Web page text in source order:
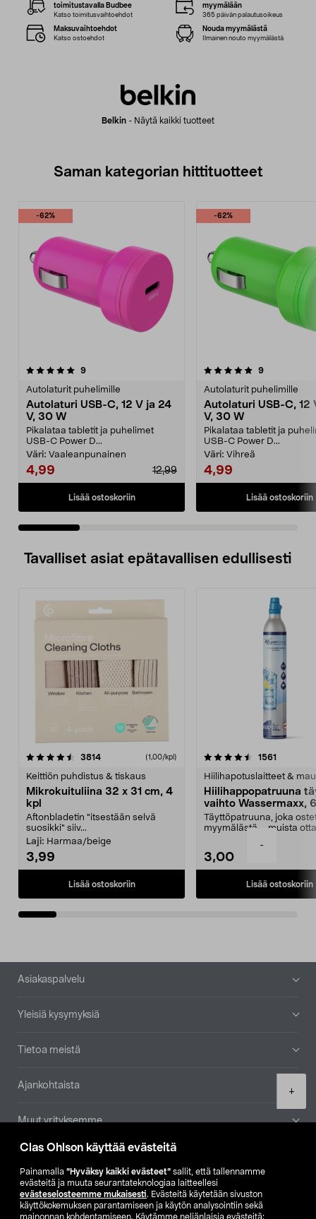
Clas Ohlson käyttää evästeitä
Painamalla ”Hyväksy kaikki evästeet” sallit, että tallennamme
evästeitä ja muuta seurantateknologiaa laitteellesi
evästeselosteemme mukaisesti. Evästeitä käytetään sivuston
käyttökokemuksen parantamiseen ja käytön analysointiin sekä
mainonnan kohdentamiseen. Käytämme neljänlaisia evästeitä:
-
+
Belkin - Näytä kaikki tuotteet
toimitustavalla Budbee
Katso toimitusvaihtoehdot
myymälään
365 päivän palautusoikeus
Maksuvaihtoehdot
Katso ostoehdot
Nouda myymälästä
Ilmainen nouto myymälästä
Saman kategorian hittituotteet
-62%
9arvostelut
Autolaturit puhelimille
Autolaturi USB-C, 12 V ja 24
V, 30 W
Pikalataa tabletit ja puhelimet
USB-C Power D...
Väri: Vaaleanpunainen
4,99 12,99
Lisää ostoskoriin
-62%
5.0 viidestä
9arvostelut
Autolaturit puhelimille
Autolaturi USB-C, 12
V, 30 W
Pikalataa tabletit ja
USB-C Power D...
Väri: Vihreä
4,99
Lisää ostoskoriin
4.5 viidestä
Tavalliset asiat epätavallisen edullisesti
3814arvostelut (1,00/kpl)
Keittiön puhdistus & tiskaus
Mikrokuituliina 32 x 31 cm, 4
kpl
Aftonbladetin "itsestään selvä
suosikki" siiv...
Laji: Harmaa/beige
3,99
Lisää ostoskoriin
4.5viidestä
1561
Hiilihapotuslaitteet &
Hiilihappopatruuna
vaihto Wassermaxx,
Täyttöpatruuna, joka
myymälästä – muista
3,00
Lisää ostoskoriin
4.5viidestä
Alatunniste
Asiakaspalvelu
Yleisiä kysymyksiä
Tietoa meistä
Ajankohtaista
Muut yrityksemme
Etsi myymälä
SE NO FI
FI SV